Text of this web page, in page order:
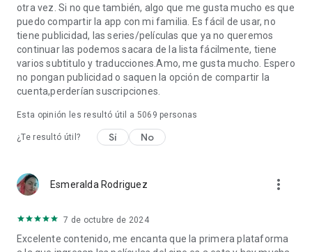
otra vez. Si no que también, algo que me gusta mucho es que
puedo compartir la app con mi familia. Es fácil de usar, no
tiene publicidad, las series/películas que ya no queremos
continuar las podemos sacara de la lista fácilmente, tiene
varios subtitulo y traducciones.Amo, me gusta mucho. Espero
no pongan publicidad o saquen la opción de compartir la
cuenta,perderían suscripciones.
Esta opinión les resultó útil a 5069 personas
¿Te resultó útil? Sí No
Esmeralda Rodriguez more_vert
7 de octubre de 2024
Excelente contenido, me encanta que la primera plataforma